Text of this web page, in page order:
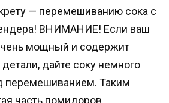
— перемешиванию сока с
ВНИМАНИЕ! Если ваш
мощный и содержит
дайте соку немного
перемешиванием. Таким
часть помидоров